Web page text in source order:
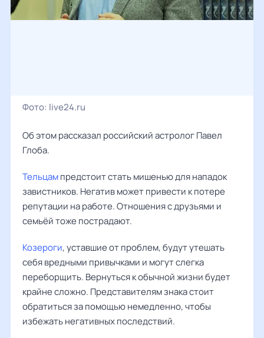
Фото: live24.ru
Об этом рассказал российский астрологПавел
Глоба.
Тельцампредстоит стать мишенью для нападок
завистников. Негатив может привести к потере
репутации на работе. Отношения с друзьями и
семьёй тоже пострадают.
Козероги, уставшие от проблем, будут утешать
себя вредными привычками и могут слегка
переборщить. Вернуться к обычной жизни будет
крайне сложно. Представителям знака стоит
обратиться за помощью немедленно, чтобы
избежать негативных последствий.